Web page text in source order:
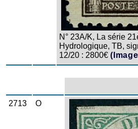
N° 23A/K, La série
Hydrologique, TB,
12/20 : 2800€
2713 O Zoom